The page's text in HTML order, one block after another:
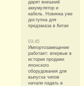
дарят внешний
аккумулятор и
кабель. Новинка уже
доступна для
предзаказа в Китае
03:45
Импортозамещение
работает: впервые в
истории продажи
японского
оборудования для
выпуска чипов
начали падать в